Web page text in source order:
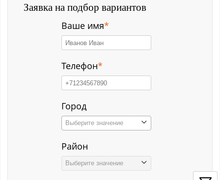
Зеленый Луг
Карагайлинский
Заявка на подбор вариантов
Ваше имя*
Телефон*
Город
Выберите значение
Район
Выберите значение